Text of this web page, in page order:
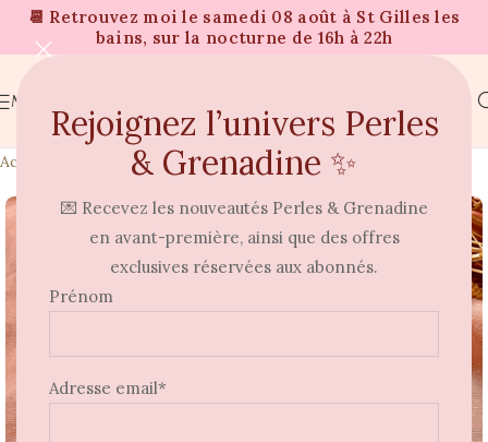
Rejoignez l’univers Perles
& Grenadine ✨
💌 Recevez les nouveautés Perles & Grenadine
en avant-première, ainsi que des offres
exclusives réservées aux abonnés.
Prénom
Adresse email*
📆 Retrouvez moi le samedi 08 août à St Gilles les
bains, sur la nocturne de 16h à 22h
MENU
Accueil